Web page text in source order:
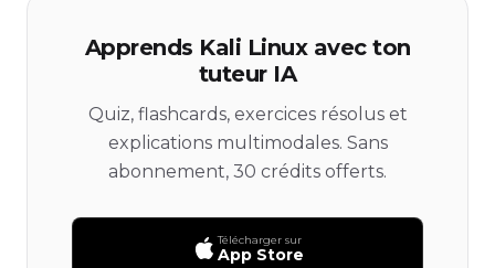
Apprends Kali Linux avec ton
tuteur IA
Quiz, flashcards, exercices résolus et
explications multimodales. Sans
abonnement, 30 crédits offerts.
Télécharger sur
App Store